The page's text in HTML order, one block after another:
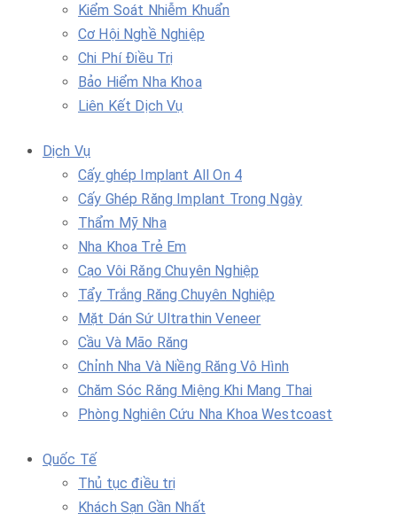
Kiểm Soát Nhiễm Khuẩn
Cơ Hội Nghề Nghiệp
Chi Phí Điều Trị
Bảo Hiểm Nha Khoa
Liên Kết Dịch Vụ
Dịch Vụ
Cấy ghép Implant All On 4
Cấy Ghép Răng Implant Trong Ngày
Thẩm Mỹ Nha
Nha Khoa Trẻ Em
Cạo Vôi Răng Chuyên Nghiệp
Tẩy Trắng Răng Chuyên Nghiệp
Mặt Dán Sứ Ultrathin Veneer
Cầu Và Mão Răng
Chỉnh Nha Và Niềng Răng Vô Hình
Chăm Sóc Răng Miệng Khi Mang Thai
Phòng Nghiên Cứu Nha Khoa Westcoast
Quốc Tế
Thủ tục điều trị
Khách Sạn Gần Nhất